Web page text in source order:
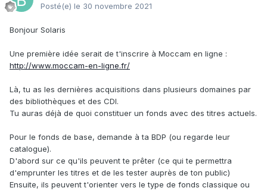
Posté(e) le 30 novembre 2021
Bonjour Solaris
Une première idée serait de t'inscrire à Moccam en ligne :
http://www.moccam-en-ligne.fr/
Là, tu as les dernières acquisitions dans plusieurs domaines par
des bibliothèques et des CDI.
Tu auras déjà de quoi constituer un fonds avec des titres actuels.
Pour le fonds de base, demande à ta BDP (ou regarde leur
catalogue).
D'abord sur ce qu'ils peuvent te prêter (ce qui te permettra
d'emprunter les titres et de les tester auprès de ton public)
Ensuite, ils peuvent t'orienter vers le type de fonds classique ou